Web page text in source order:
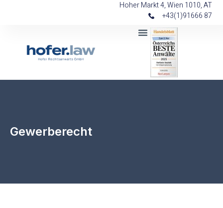
Hoher Markt 4, Wien 1010, AT
+43(1)91666 87
Gewerberecht